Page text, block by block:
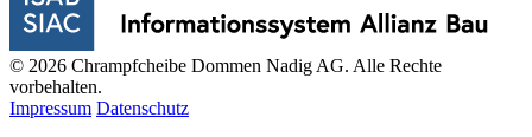
© 2026 Chrampfcheibe Dommen Nadig AG. Alle Rechte
vorbehalten.
Impressum Datenschutz